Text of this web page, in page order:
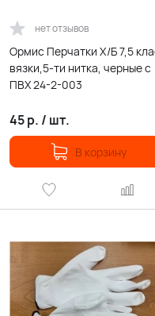
нет отзывов
Ормис Перчатки Х/Б 7,5
вязки,5-ти нитка, черные с
ПВХ 24-2-003
45р. / шт.
В корзину